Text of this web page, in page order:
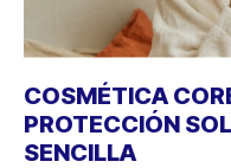
COSMÉTICA
PROTECCIÓN
SENCILLA